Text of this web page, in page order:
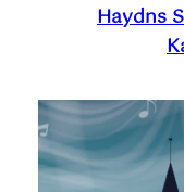
Haydns